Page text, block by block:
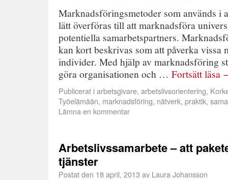
Marknadsföringsmetoder som används i
lätt överföras till att marknadsföra
potentiella samarbetspartners.
kan kort beskrivas som att påverka vissa
individer. Med hjälp av marknadsföring
göra organisationen och … Fortsätt läsa
Publicerat iarbetsgivare, arbetslivsorientering,
Työelämään, marknadsföring, nätverk, praktik,
Lämna en kommentar
Arbetslivssamarbete – att
tjänster
Postat den 18 april, 2013 av Laura Johansson